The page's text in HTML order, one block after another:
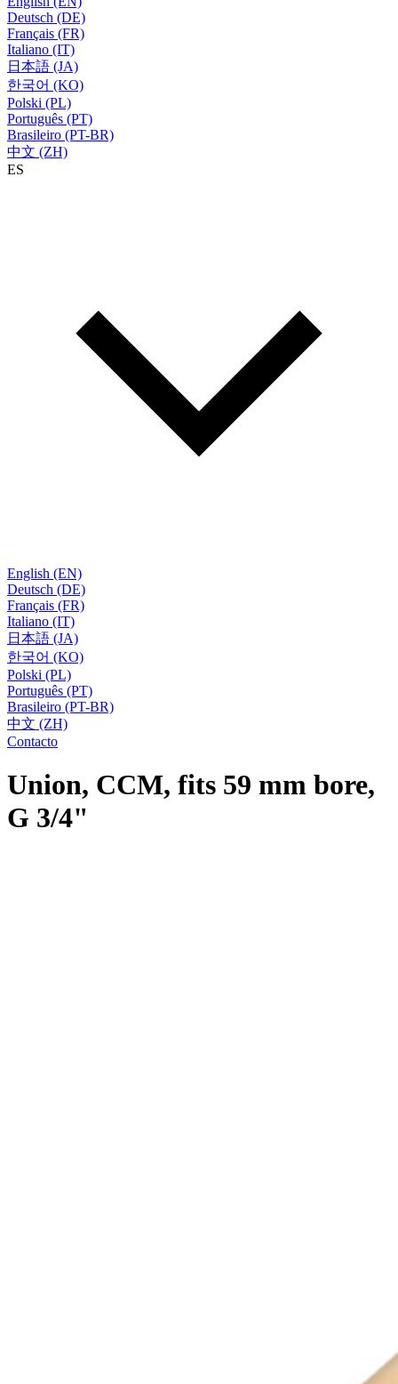
Deutsch (DE)
Français (FR)
Italiano (IT)
日本語 (JA)
한국어 (KO)
Polski (PL)
Português (PT)
Brasileiro (PT-BR)
中文 (ZH)
ES
English (EN)
Deutsch (DE)
Français (FR)
Italiano (IT)
日本語 (JA)
한국어 (KO)
Polski (PL)
Português (PT)
Brasileiro (PT-BR)
中文 (ZH)
Contacto
Union, CCM, fits 59 mm bore,
G 3/4"